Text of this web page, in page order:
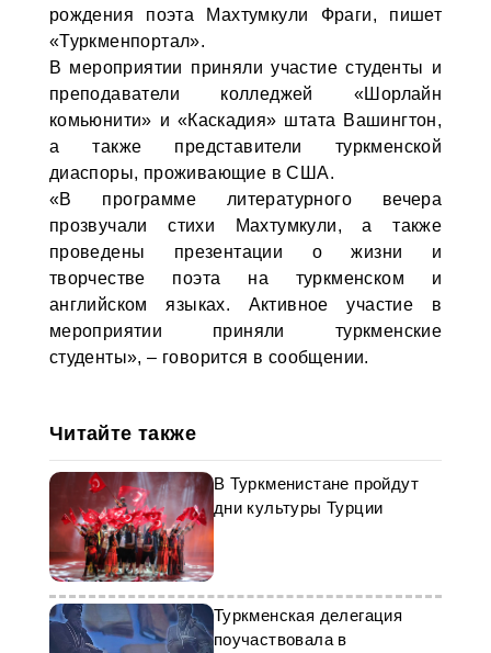
рождения поэта Махтумкули Фраги, пишет
«Туркменпортал».
В мероприятии приняли участие студенты и
преподаватели колледжей «Шорлайн
комьюнити» и «Каскадия» штата Вашингтон,
а также представители туркменской
диаспоры, проживающие в США.
«В программе литературного вечера
прозвучали стихи Махтумкули, а также
проведены презентации о жизни и
творчестве поэта на туркменском и
английском языках. Активное участие в
мероприятии приняли туркменские
студенты», – говорится в сообщении.
Читайте также
В Туркменистане пройдут
дни культуры Турции
Туркменская делегация
поучаствовала в